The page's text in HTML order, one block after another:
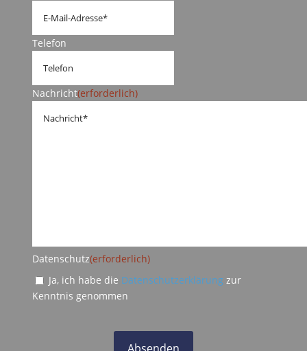
Telefon
Nachricht(erforderlich)
Datenschutz(erforderlich)
Ja, ich habe die Datenschutzerklärung zur
Kenntnis genommen